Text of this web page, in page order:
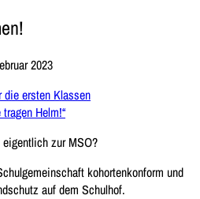
2023
die ersten Klassen
Helm!“
eigentlich zur MSO?
kohortenkonform und
auf dem Schulhof.